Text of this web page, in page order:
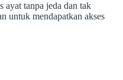
ayat tanpa jeda dan tak
untuk mendapatkan akses